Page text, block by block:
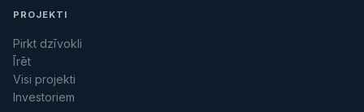
PROJEKTI
Pirkt dzīvokli
Īrēt
Visi projekti
Investoriem